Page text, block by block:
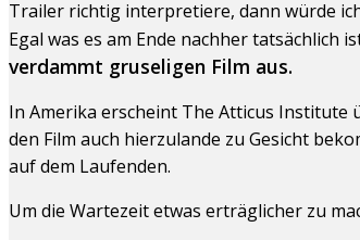
Trailer richtig interpretiere, dann würde
Egal was es am Ende nachher tatsächlich
verdammt gruseligen Film aus.
In Amerika erscheint The Atticus Institute
den Film auch hierzulande zu Gesicht
auf dem Laufenden.
Um die Wartezeit etwas erträglicher zu